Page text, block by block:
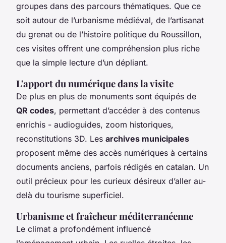
groupes dans des parcours thématiques. Que ce
soit autour de l’urbanisme médiéval, de l’artisanat
du grenat ou de l’histoire politique du Roussillon,
ces visites offrent une compréhension plus riche
que la simple lecture d’un dépliant.
L'apport du numérique dans la visite
De plus en plus de monuments sont équipés de
QR codes, permettant d’accéder à des contenus
enrichis - audioguides, zoom historiques,
reconstitutions 3D. Les archives municipales
proposent même des accès numériques à certains
documents anciens, parfois rédigés en catalan. Un
outil précieux pour les curieux désireux d’aller au-
delà du tourisme superficiel.
Urbanisme et fraîcheur méditerranéenne
Le climat a profondément influencé